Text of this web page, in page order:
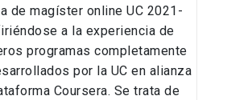
de magíster online UC 2021-
a la experiencia de
programas completamente
por la UC en alianza
Coursera. Se trata de